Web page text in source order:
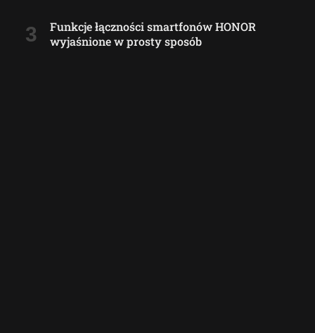
Funkcje łączności smartfonów HONOR
wyjaśnione w prosty sposób